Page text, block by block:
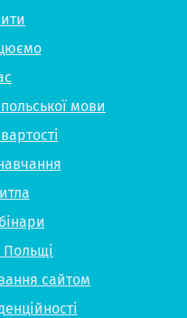
мови
Польщі
сайтом